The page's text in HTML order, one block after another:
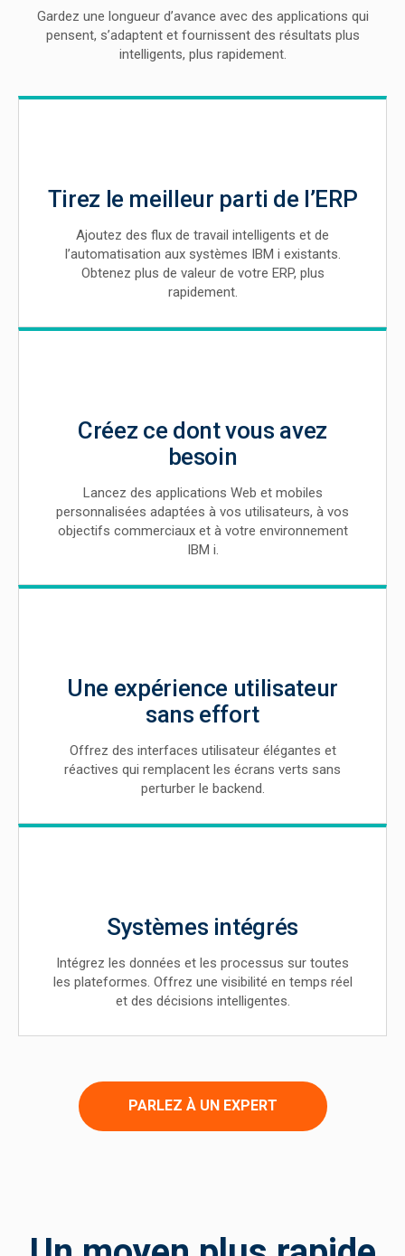
Gardez une longueur d’avance avec des applications qui
pensent, s’adaptent et fournissent des résultats plus
intelligents, plus rapidement.
Tirez le meilleur parti de l’ERP
Ajoutez des flux de travail intelligents et de
l’automatisation aux systèmes IBM i existants.
Obtenez plus de valeur de votre ERP, plus
rapidement.
Créez ce dont vous avez
besoin
Lancez des applications Web et mobiles
personnalisées adaptées à vos utilisateurs, à vos
objectifs commerciaux et à votre environnement
IBM i.
Une expérience utilisateur
sans effort
Offrez des interfaces utilisateur élégantes et
réactives qui remplacent les écrans verts sans
perturber le backend.
Systèmes intégrés
Intégrez les données et les processus sur toutes
les plateformes. Offrez une visibilité en temps réel
et des décisions intelligentes.
PARLEZ À UN EXPERT